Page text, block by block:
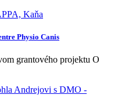
Physio Canis
grantového projektu O